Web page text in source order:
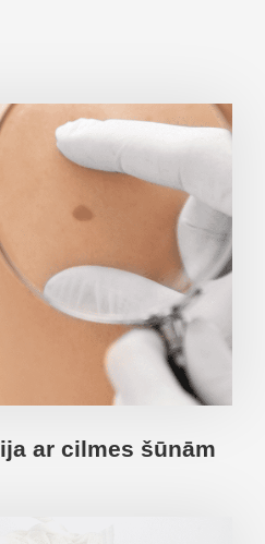
ar cilmes šūnām